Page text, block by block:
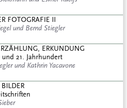
FOTOGRAFIE II
und Bernd Stiegler
ERKUNDUNG
21. Jahrhundert
und Kathrin Yacavone